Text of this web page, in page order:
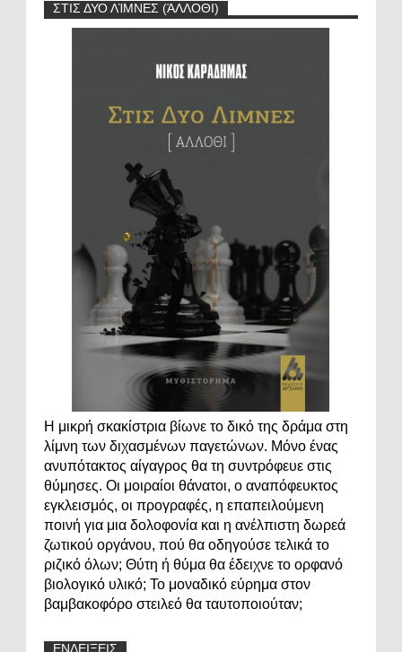
ΣΤΙΣ ΔΥΟ ΛΊΜΝΕΣ (ΆΛΛΟΘΙ)
Η μικρή σκακίστρια βίωνε το δικό της δράμα στη
λίμνη των διχασμένων παγετώνων. Μόνο ένας
ανυπότακτος αίγαγρος θα τη συντρόφευε στις
θύμησες. Οι μοιραίοι θάνατοι, ο αναπόφευκτος
εγκλεισμός, οι προγραφές, η επαπειλούμενη
ποινή για μια δολοφονία και η ανέλπιστη δωρεά
ζωτικού οργάνου, πού θα οδηγούσε τελικά το
ριζικό όλων; Θύτη ή θύμα θα έδειχνε το ορφανό
βιολογικό υλικό; Το μοναδικό εύρημα στον
βαμβακοφόρο στειλεό θα ταυτοποιούταν;
ΕΝΔΕΙΞΕΙΣ